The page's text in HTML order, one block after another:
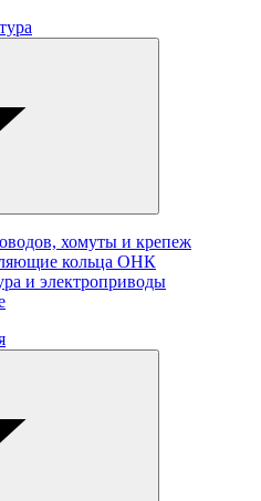
хомуты и крепеж
кольца ОНК
и электроприводы